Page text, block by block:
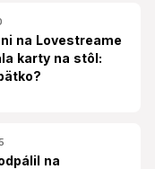
na Lovestreame
karty na stôl:
na